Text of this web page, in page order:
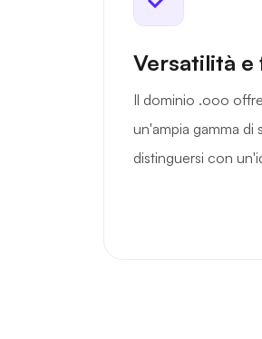
Versatilità e
Il dominio .ooo
un'ampia gamma
distinguersi con